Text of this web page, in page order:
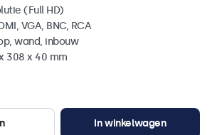
(Full HD)
VGA, BNC, RCA
wand, inbouw
308 x 40 mm
In winkelwagen